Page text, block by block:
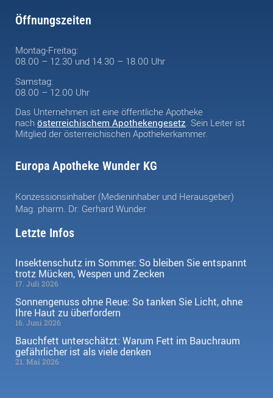
Öffnungszeiten
Montag-Freitag:
08.00 – 12.30 und 14.30 – 18.00 Uhr
Samstag:
08.00 – 12.00 Uhr
Das Unternehmen ist eine öffentliche Apotheke
nach österreichischem Apothekengesetz. Sein Leiter ist
Mitglied der österreichischen Apothekerkammer.
Europa Apotheke Wunder KG
Konzessionsinhaber (Medieninhaber und Herausgeber)
Mag. pharm. Dr. Gerhard Wunder
Letzte Infos
Insektenschutz im Sommer: So bleiben Sie entspannt
trotz Mücken, Wespen und Zecken
17. Juli 2026
Sonnengenuss ohne Reue: So tanken Sie Licht, ohne
Ihre Haut zu überfordern
16. Juni 2026
Bauchfett unterschätzt: Warum Fett im Bauchraum
gefährlicher ist als viele denken
21. Mai 2026